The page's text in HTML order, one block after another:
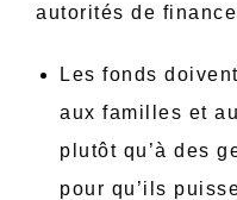
autorités de
Les fonds
aux familles et
plutôt qu’à des
pour qu’ils